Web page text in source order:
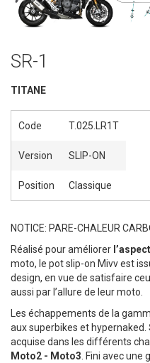
SR-1
TITANE
Code T.025.LR1T
Version SLIP-ON
Position Classique
NOTICE: PARE-CHALEUR
Réalisé pour améliorer
moto, le pot slip-on Mivv est
design, en vue de satisfaire
aussi par l’allure de leur moto.
Les échappements de la
aux superbikes et hypernaked.
acquise dans les différents
Moto2 - Moto3 . Fini avec